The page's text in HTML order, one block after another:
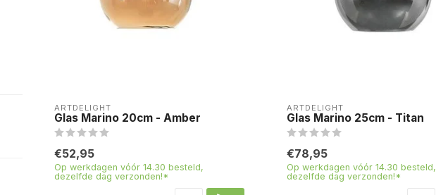
ARTDELIGHT
Glas Marino 20cm - Amber
€52,95
Op werkdagen vóór 14.30 besteld,
dezelfde dag verzonden!*
ARTDELIGHT
Glas Marino 25cm - Titan
€78,95
Op werkdagen vóór 14.30 besteld,
dezelfde dag verzonden!*